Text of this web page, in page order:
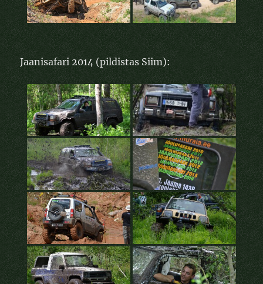
Jaanisafari 2014 (pildistas Siim):